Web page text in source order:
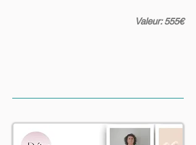
Valeur: 555€